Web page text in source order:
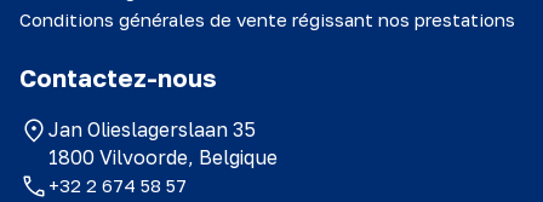
Conditions générales de vente régissant nos prestations
Contactez-nous
Jan Olieslagerslaan 35
1800 Vilvoorde, Belgique
+32 2 674 58 57